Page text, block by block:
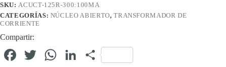
SKU: ACUCT-125R-300:100MA
CATEGORÍAS: NÚCLEO ABIERTO,TRANSFORMADOR DE
CORRIENTE
Compartir:
Fa T
W
Li C